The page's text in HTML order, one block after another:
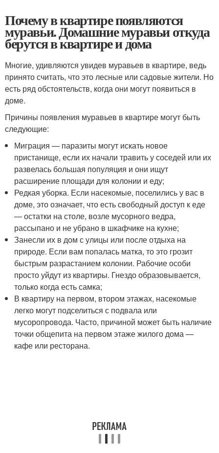
Почему в квартире появляются
муравьи. Домашние муравьи откуда
берутся в квартире и дома
Многие, удивляются увидев муравьев в квартире, ведь
принято считать, что это лесные или садовые жители. Но
есть ряд обстоятельств, когда они могут появиться в
доме.
Причины появления муравьев в квартире могут быть
следующие:
Миграция — паразиты могут искать новое
пристанище, если их начали травить у соседей или их
развелась большая популяция и они ищут
расширение площади для колонии и еду;
Редкая уборка. Если насекомые, поселились у вас в
доме, это означает, что есть свободный доступ к еде
— остатки на столе, возле мусорного ведра,
рассыпано и не убрано в шкафчике на кухне;
Занесли их в дом с улицы или после отдыха на
природе. Если вам попалась матка, то это грозит
быстрым разрастанием колонии. Рабочие особи
просто уйдут из квартиры. Гнездо образовывается,
только когда есть самка;
В квартиру на первом, втором этажах, насекомые
легко могут подселиться с подвала или
мусоропровода. Часто, причиной может быть наличие
точки общепита на первом этаже жилого дома —
кафе или ресторана.